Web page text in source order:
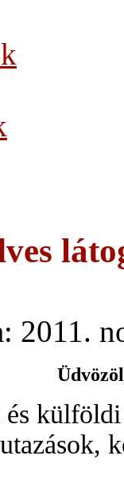
2011.
külföldi